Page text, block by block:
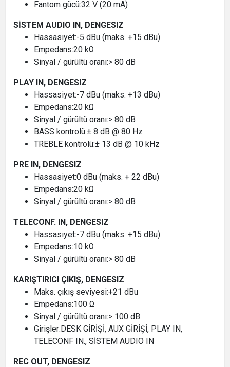
Fantom gücü:32 V (20 mA)
SİSTEM AUDIO IN, DENGESIZ
Hassasiyet:-5 dBu (maks. +15 dBu)
Empedans:20 kΩ
Sinyal / gürültü oranı:> 80 dB
PLAY IN, DENGESIZ
Hassasiyet:-7 dBu (maks. +13 dBu)
Empedans:20 kΩ
Sinyal / gürültü oranı:> 80 dB
BASS kontrolü:± 8 dB @ 80 Hz
TREBLE kontrolü:± 13 dB @ 10 kHz
PRE IN, DENGESIZ
Hassasiyet:0 dBu (maks. + 22 dBu)
Empedans:20 kΩ
Sinyal / gürültü oranı:> 80 dB
TELECONF. IN, DENGESIZ
Hassasiyet:-7 dBu (maks. +15 dBu)
Empedans:10 kΩ
Sinyal / gürültü oranı:> 80 dB
KARIŞTIRICI ÇIKIŞ, DENGESIZ
Maks. çıkış seviyesi:+21 dBu
Empedans:100 Ω
Sinyal / gürültü oranı:> 100 dB
Girişler:DESK GİRİŞİ, AUX GİRİŞİ, PLAY IN,
TELECONF IN., SİSTEM AUDIO IN
REC OUT, DENGESIZ